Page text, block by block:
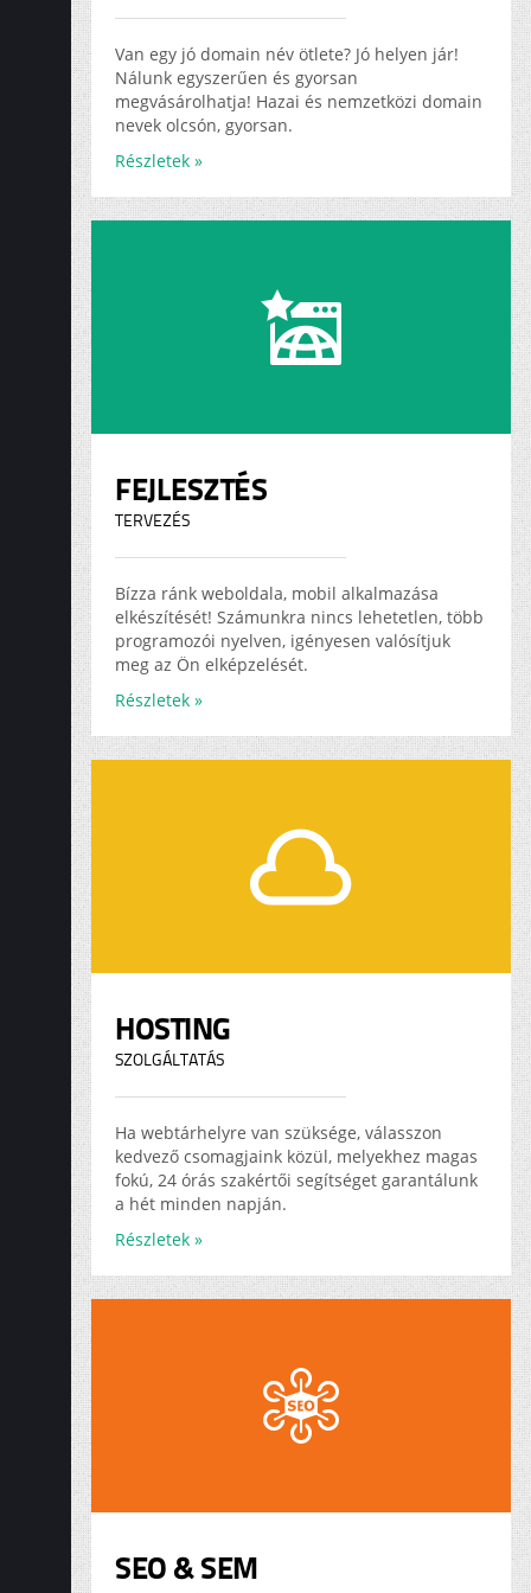
Van egy jó domain név ötlete? Jó helyen jár!
Nálunk egyszerűen és gyorsan
megvásárolhatja! Hazai és nemzetközi domain
nevek olcsón, gyorsan.
Részletek »
FEJLESZTÉS
TERVEZÉS
Bízza ránk weboldala, mobil alkalmazása
elkészítését! Számunkra nincs lehetetlen, több
programozói nyelven, igényesen valósítjuk
meg az Ön elképzelését.
Részletek »
HOSTING
SZOLGÁLTATÁS
Ha webtárhelyre van szüksége, válasszon
kedvező csomagjaink közül, melyekhez magas
fokú, 24 órás szakértői segítséget garantálunk
a hét minden napján.
Részletek »
SEO & SEM